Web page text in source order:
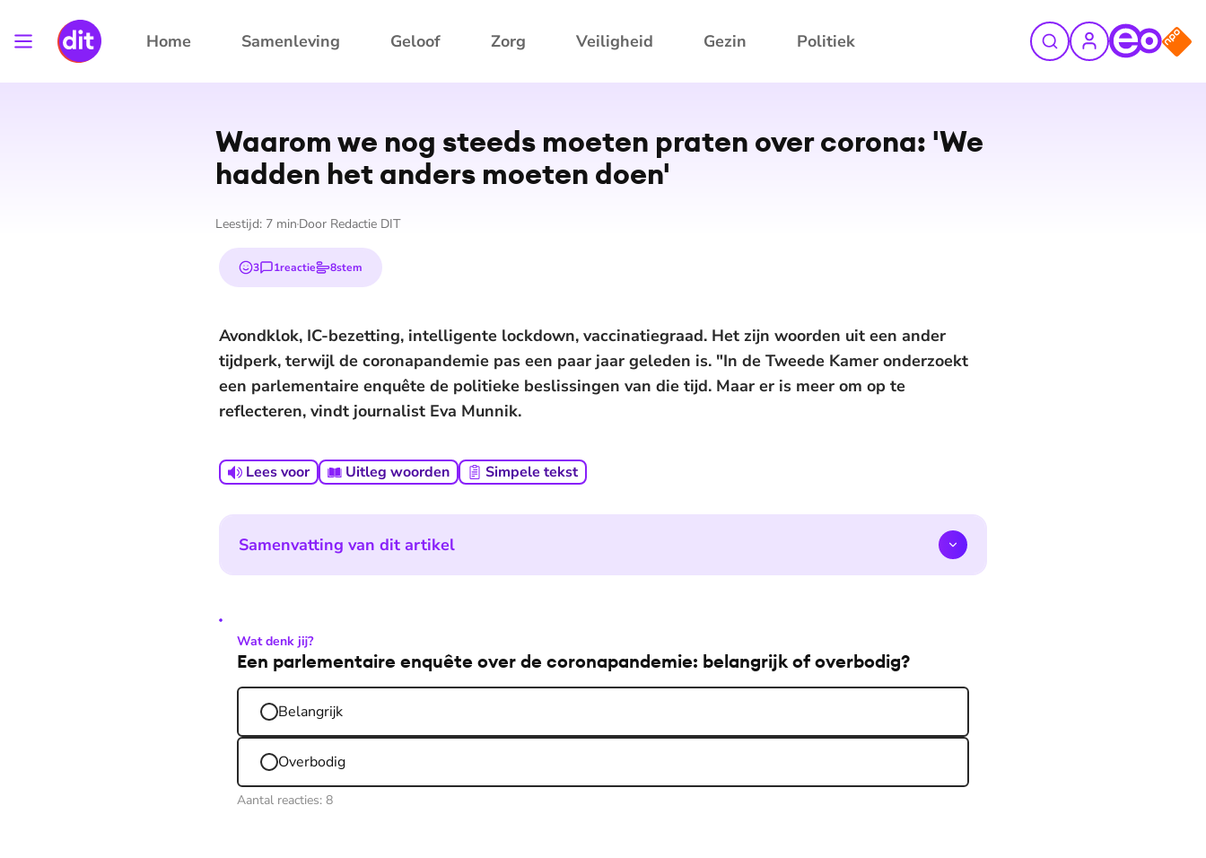
Home Samenleving Geloof Zorg Veiligheid Gezin Politiek
©ANP/Remko de Waal
Waarom we nog steeds moeten praten over corona: 'We
hadden het anders moeten doen'
Leestijd: 7 min Door Redactie DIT
3
emojis
1reactie 8stem
Avondklok, IC-bezetting, intelligente lockdown, vaccinatiegraad. Het zijn woorden uit een ander
tijdperk, terwijl de coronapandemie pas een paar jaar geleden is. "In de Tweede Kamer onderzoekt
een parlementaire enquête de politieke beslissingen van die tijd. Maar er is meer om op te
reflecteren, vindt journalist Eva Munnik.
Lees voor Uitleg woorden Simpele tekst
Samenvatting van dit artikel
Wat denk jij?
Een parlementaire enquête over de coronapandemie: belangrijk of overbodig?
Belangrijk
Overbodig
Aantal reacties: 8